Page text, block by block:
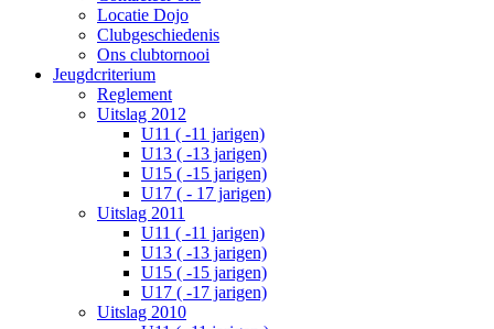
Locatie Dojo
Clubgeschiedenis
Ons clubtornooi
Jeugdcriterium
Reglement
Uitslag 2012
U11 ( -11 jarigen)
U13 ( -13 jarigen)
U15 ( -15 jarigen)
U17 ( - 17 jarigen)
Uitslag 2011
U11 ( -11 jarigen)
U13 ( -13 jarigen)
U15 ( -15 jarigen)
U17 ( -17 jarigen)
Uitslag 2010